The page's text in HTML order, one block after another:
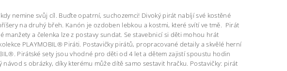
nemine svůj cíl. Buďte opatrní, suchozemci! Divoký pirát nabíjí své kostěné
na druhý břeh. Kanón je ozdoben lebkou a kostmi, které svítí ve tmě. Pirát
a čelenka lze z postavy sundat. Se stavebnicí si děti mohou hrát
PLAYMOBIL® Piráti. Postavičky pirátů, propracované detaily a skvělé herní
Pirátské sety jsou vhodné pro děti od 4 let a dětem zajistí spoustu hodin
s obrázky, díky kterému může dítě samo sestavit hračku. Postavičky: pirát